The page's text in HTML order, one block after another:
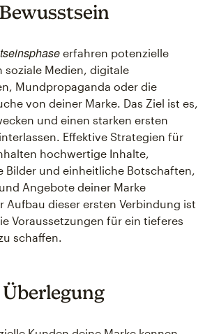
Bewusstsein
erfahren potenzielle
soziale Medien, digitale
Mundpropaganda oder die
von deiner Marke. Das Ziel ist es,
und einen starken ersten
Effektive Strategien für
hochwertige Inhalte,
Bilder und einheitliche Botschaften,
Angebote deiner Marke
Aufbau dieser ersten Verbindung ist
Voraussetzungen für ein tieferes
schaffen.
Überlegung